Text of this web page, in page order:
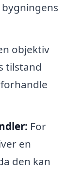
objektiv
tilstand
For
en
den kan